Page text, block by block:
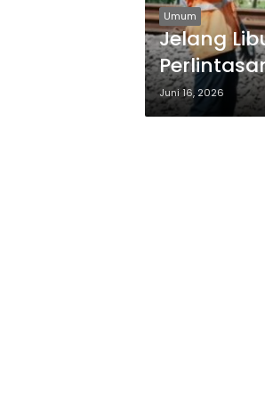
Umum
Jelang
Juni 16, 2026